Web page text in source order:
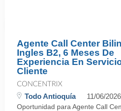
Agente Call Center
Ingles B2, 6 Meses De
Experiencia En
Cliente
CONCENTRIX
Todo Antioquía 11/06/2026
Oportunidad para Agente Call